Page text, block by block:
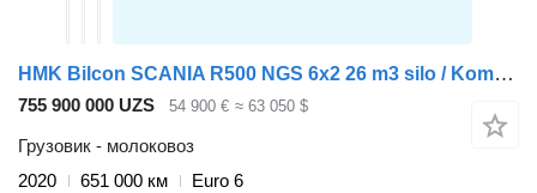
HMK Bilcon SCANIA R500 NGS 6x2 26 m3 silo / Kompressor / Retarder
755 900 000 UZS 54 900 € ≈ 63 050 $
Грузовик - молоковоз
2020
651 000 км Euro 6